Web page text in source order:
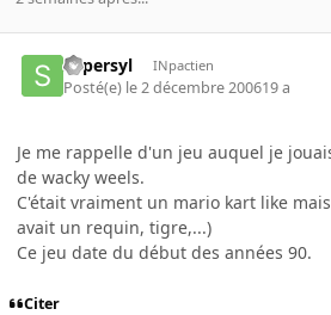
supersyl INpactien
Posté(e) le 2 décembre 200619 a
Je me rappelle d'un jeu auquel je
de wacky weels.
C'était vraiment un mario kart like
avait un requin, tigre,...)
Ce jeu date du début des années 90.
Citer